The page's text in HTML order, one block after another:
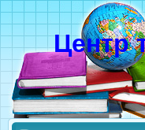
Центр